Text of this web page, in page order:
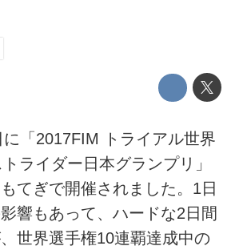
に「2017FIM トライアル世界
ライダー日本グランプリ」
てぎで開催されました。1日
響もあって、ハードな2日間
世界選手権10連覇達成中の